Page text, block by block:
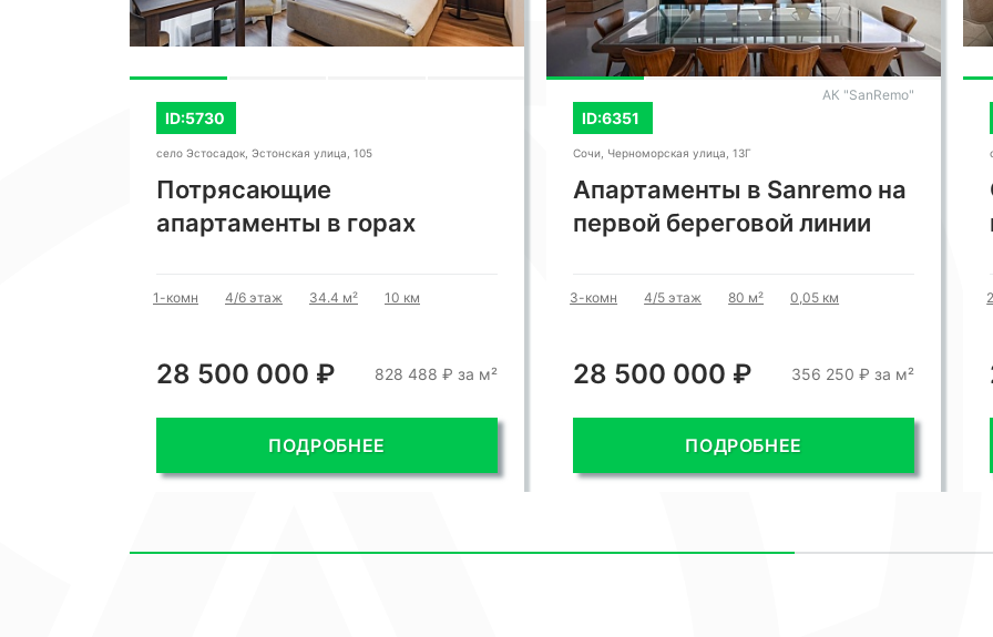
ID:5730
село Эстосадок, Эстонская улица, 105
Потрясающие
апартаменты в горах
1-комн 4/6 этаж 34.4 м² 10 км
28 500 000 ₽ 828 488 ₽ за м²
ПОДРОБНЕЕ
ID:6351
АК "SanRemo"
Сочи, Черноморская улица, 13Г
Апартаменты в Sanremo на
первой береговой линии
3-комн 4/5 этаж 80 м² 0,05 км
28 500 000 ₽ 356 250 ₽ за м²
ПОДРОБНЕЕ